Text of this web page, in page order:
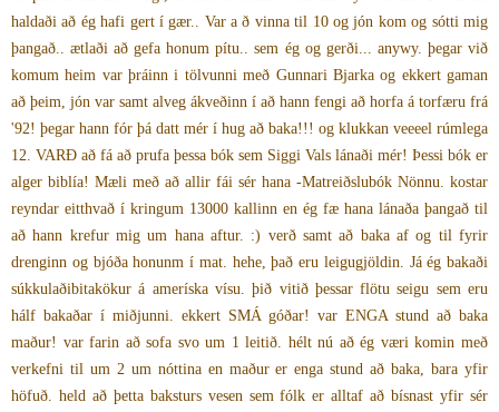
haldaði að ég hafi gert í gær.. Var a ð vinna til 10 og jón kom og sótti mig
þangað.. ætlaði að gefa honum pítu.. sem ég og gerði... anywy. þegar við
komum heim var þráinn i tölvunni með Gunnari Bjarka og ekkert gaman
að þeim, jón var samt alveg ákveðinn í að hann fengi að horfa á torfæru frá
'92! þegar hann fór þá datt mér í hug að baka!!! og klukkan veeeel rúmlega
12. VARÐ að fá að prufa þessa bók sem Siggi Vals lánaði mér! Þessi bók er
alger biblía! Mæli með að allir fái sér hana -Matreiðslubók Nönnu. kostar
reyndar eitthvað í kringum 13000 kallinn en ég fæ hana lánaða þangað til
að hann krefur mig um hana aftur. :) verð samt að baka af og til fyrir
drenginn og bjóða honunm í mat. hehe, það eru leigugjöldin. Já ég bakaði
súkkulaðibitakökur á ameríska vísu. þið vitið þessar flötu seigu sem eru
hálf bakaðar í miðjunni. ekkert SMÁ góðar! var ENGA stund að baka
maður! var farin að sofa svo um 1 leitið. hélt nú að ég væri komin með
verkefni til um 2 um nóttina en maður er enga stund að baka, bara yfir
höfuð. held að þetta baksturs vesen sem fólk er alltaf að bísnast yfir sér